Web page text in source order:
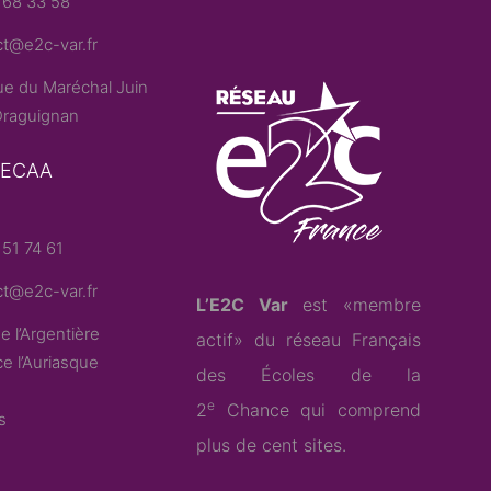
var.fr
du Maréchal Juin
74 61
var.fr
l’Argentière
l’Auriasque
L’E2C Varest «membre
actif» du réseau Français
des Écoles de la
2e Chancequi comprend
plus de cent sites.